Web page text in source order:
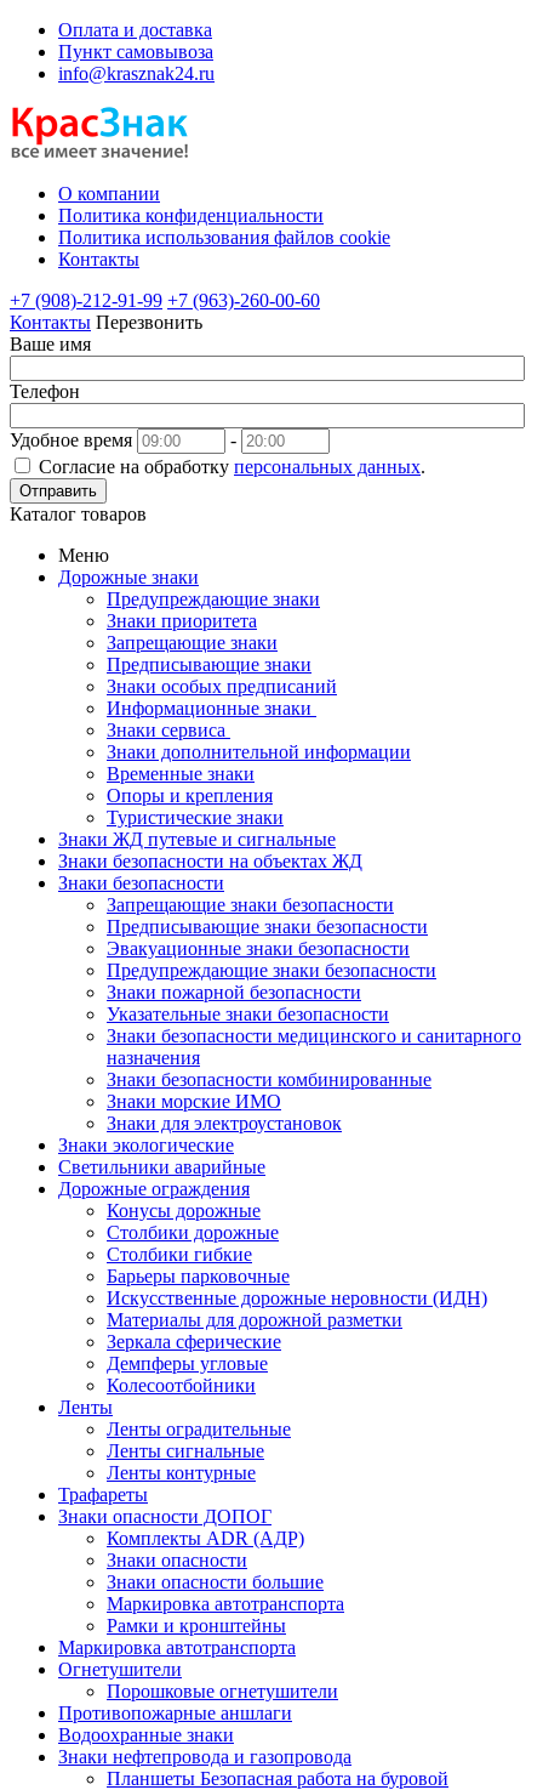
Оплата и доставка
Пункт самовывоза
info@krasznak24.ru
О компании
Политика конфиденциальности
Политика использования файлов cookie
Контакты
+7 (908)-212-91-99 +7 (963)-260-00-60
Контакты Перезвонить
Ваше имя
Телефон
Удобное время
-
Согласие на обработку персональных данных.
Отправить
Каталог товаров
Меню
Дорожные знаки
Предупреждающие знаки
Знаки приоритета
Запрещающие знаки
Предписывающие знаки
Знаки особых предписаний
Информационные знаки
Знаки сервиса
Знаки дополнительной информации
Временные знаки
Опоры и крепления
Туристические знаки
Знаки ЖД путевые и сигнальные
Знаки безопасности на объектах ЖД
Знаки безопасности
Запрещающие знаки безопасности
Предписывающие знаки безопасности
Эвакуационные знаки безопасности
Предупреждающие знаки безопасности
Знаки пожарной безопасности
Указательные знаки безопасности
Знаки безопасности медицинского и санитарного
назначения
Знаки безопасности комбинированные
Знаки морские ИМО
Знаки для электроустановок
Знаки экологические
Светильники аварийные
Дорожные ограждения
Конусы дорожные
Столбики дорожные
Столбики гибкие
Барьеры парковочные
Искусственные дорожные неровности (ИДН)
Материалы для дорожной разметки
Зеркала сферические
Демпферы угловые
Колесоотбойники
Ленты
Ленты оградительные
Ленты сигнальные
Ленты контурные
Трафареты
Знаки опасности ДОПОГ
Комплекты ADR (АДР)
Знаки опасности
Знаки опасности большие
Маркировка автотранспорта
Рамки и кронштейны
Маркировка автотранспорта
Огнетушители
Порошковые огнетушители
Противопожарные аншлаги
Водоохранные знаки
Знаки нефтепровода и газопровода
Планшеты Безопасная работа на буровой